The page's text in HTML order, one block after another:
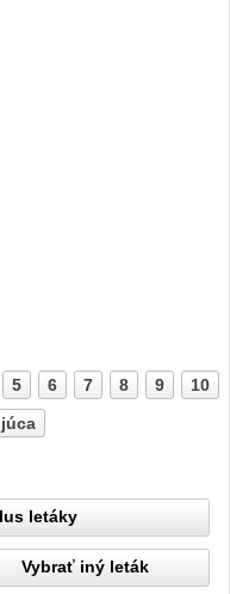
5 6 7 8 9
10
letáky
Vybrať iný leták